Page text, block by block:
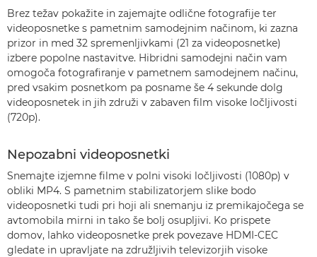
Brez težav pokažite in zajemajte odlične fotografije ter
videoposnetke s pametnim samodejnim načinom, ki zazna
prizor in med 32 spremenljivkami (21 za videoposnetke)
izbere popolne nastavitve. Hibridni samodejni način vam
omogoča fotografiranje v pametnem samodejnem načinu,
pred vsakim posnetkom pa posname še 4 sekunde dolg
videoposnetek in jih združi v zabaven film visoke ločljivosti
(720p).
Nepozabni videoposnetki
Snemajte izjemne filme v polni visoki ločljivosti (1080p) v
obliki MP4. S pametnim stabilizatorjem slike bodo
videoposnetki tudi pri hoji ali snemanju iz premikajočega se
avtomobila mirni in tako še bolj osupljivi. Ko prispete
domov, lahko videoposnetke prek povezave HDMI-CEC
gledate in upravljate na združljivih televizorjih visoke